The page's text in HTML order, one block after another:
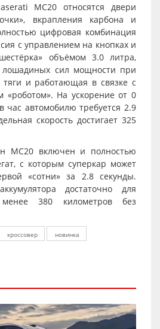
MC20 относятся двери
вкрапления карбона и
цифровая комбинация
с управлением на кнопках и
объёмом 3.0 литра,
сил мощности при
и работающая в связке с
«роботом». На ускорение от 0
час автомобилю требуется 2.9
скорость достигает 325
MC20 включен и полностью
с которым суперкар может
«сотни» за 2.8 секунды.
достаточно для
380 километров без
кроссовер новинка